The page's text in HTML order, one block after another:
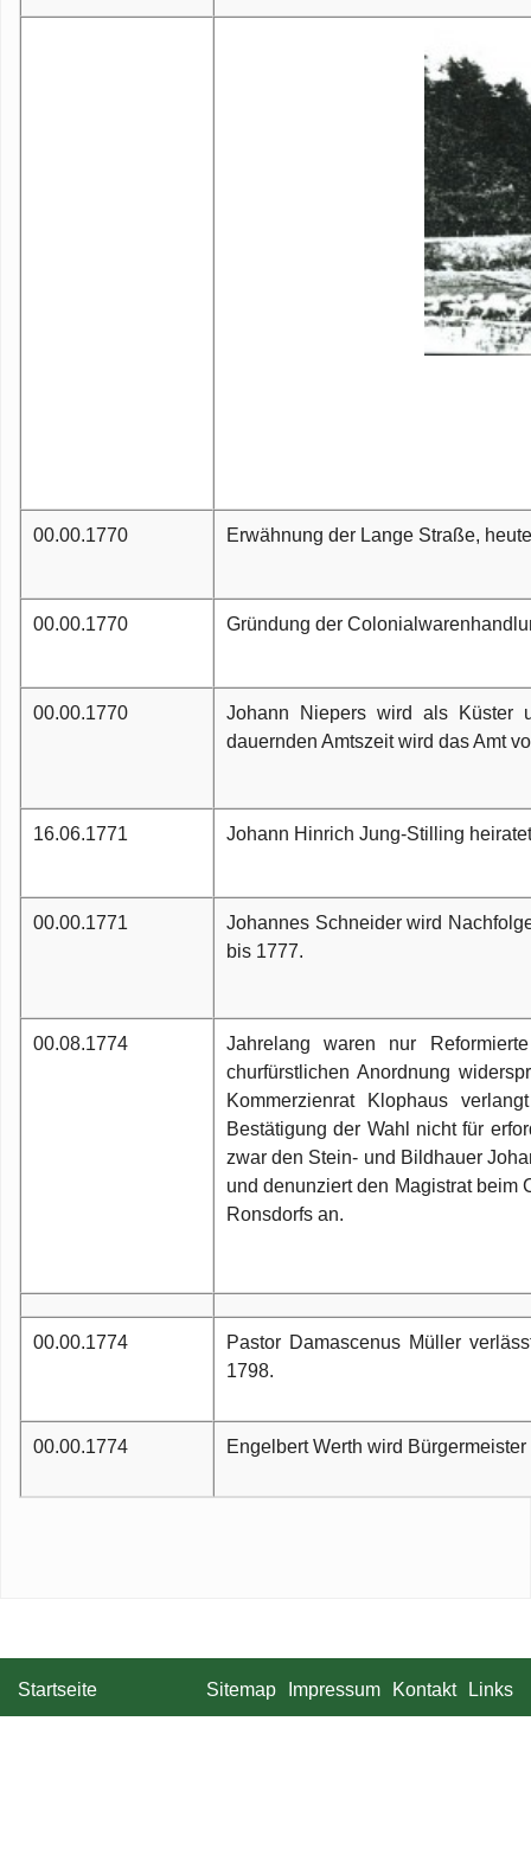
00.00.1770 Erwähnung der Lange Straße,
00.00.1770 Gründung der
00.00.1770
Johann Niepers wird als Küster
dauernden Amtszeit wird das Amt
16.06.1771 Johann Hinrich Jung-Stilling
00.00.1771
Johannes Schneider wird
bis 1777.
00.08.1774
Jahrelang waren nur
churfürstlichen Anordnung
Kommerzienrat Klophaus
Bestätigung der Wahl nicht für
zwar den Stein- und Bildhauer
und denunziert den Magistrat beim
Ronsdorfs an.
00.00.1774
Pastor Damascenus Müller
1798.
00.00.1774 Engelbert Werth wird
Startseite Links
Kontakt
Impressum
Sitemap